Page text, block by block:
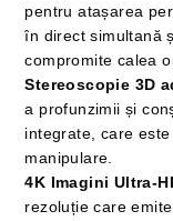
pentru atașarea
în direct simultană
compromite calea
Stereoscopie 3D
a profunzimii și
integrate, care
manipulare.
4K Imagini Ultra-
rezoluție care